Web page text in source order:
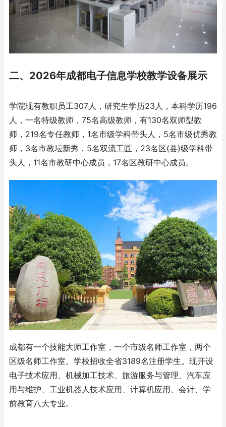
二、2026年成都电子信息学校教学设备展示
学院现有教职员工307人，研究生学历23人，本科学历196
人，一名特级教师，75名高级教师，有130名双师型教
师，219名专任教师，1名市级学科带头人，5名市级优秀教
师，3名市教坛新秀，5名双流工匠，23名区(县)级学科带
头人，11名市教研中心成员，17名区教研中心成员。
成都有一个技能大师工作室，一个市级名师工作室，两个
区级名师工作室。学校招收全省3189名注册学生。现开设
电子技术应用、机械加工技术、旅游服务与管理、汽车应
用与维护、工业机器人技术应用、计算机应用、会计、学
前教育八大专业。